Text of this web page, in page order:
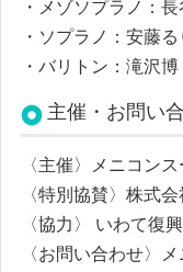
・メゾソプラノ：
・ソプラノ：安藤る
・バリトン：滝沢
主催・お問い
〈主催〉メニコン
〈特別協賛〉株式
〈協力〉
いわて復
〈お問い合わせ〉